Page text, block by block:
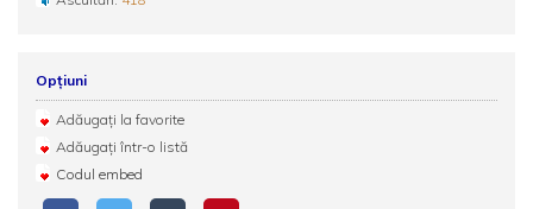
Opțiuni
Adăugați la favorite
Adăugați într-o listă
Codul embed